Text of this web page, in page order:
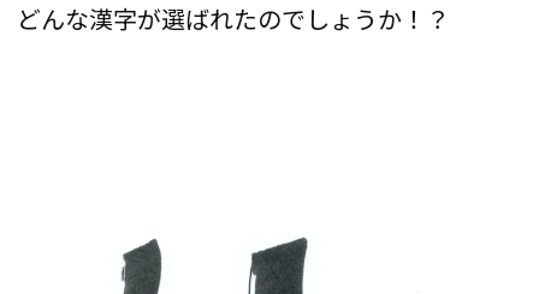
どんな漢字が選ばれたのでしょうか！？